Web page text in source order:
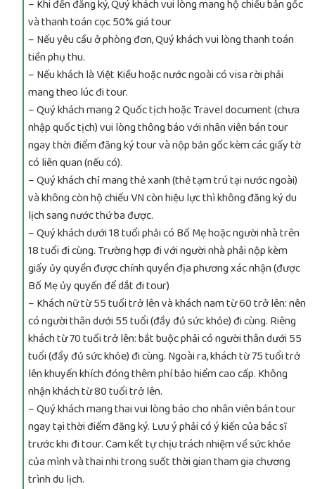
– Khi đến đăng ký, Quý khách vui lòng mang hộ chiếu bản gốc
và thanh toán cọc 50% giá tour
– Nếu yêu cầu ở phòng đơn, Quý khách vui lòng thanh toán
tiền phụ thu.
– Nếu khách là Việt Kiều hoặc nước ngoài có visa rời phải
mang theo lúc đi tour.
– Quý khách mang 2 Quốc tịch hoặc Travel document (chưa
nhập quốc tịch) vui lòng thông báo với nhân viên bán tour
ngay thời điểm đăng ký tour và nộp bản gốc kèm các giấy tờ
có liên quan (nếu có).
– Quý khách chỉ mang thẻ xanh (thẻ tạm trú tại nước ngoài)
và không còn hộ chiếu VN còn hiệu lực thì không đăng ký du
lịch sang nước thứ ba được.
– Quý khách dưới 18 tuổi phải có Bố Mẹ hoặc người nhà trên
18 tuổi đi cùng. Trường hợp đi với người nhà phải nộp kèm
giấy ủy quyền được chính quyền địa phương xác nhận (được
Bố Mẹ ủy quyến để dắt đi tour)
– Khách nữ từ 55 tuổi trở lên và khách nam từ 60 trở lên: nên
có người thân dưới 55 tuổi (đầy đủ sức khỏe) đi cùng. Riêng
khách từ 70 tuổi trở lên: bắt buộc phải có người thân dưới 55
tuổi (đầy đủ sức khỏe) đi cùng. Ngoài ra, khách từ 75 tuổi trở
lên khuyến khích đóng thêm phí bảo hiểm cao cấp. Không
nhận khách từ 80 tuổi trở lên.
– Quý khách mang thai vui lòng báo cho nhân viên bán tour
ngay tại thời điểm đăng ký. Lưu ý phải có ý kiến của bác sĩ
trước khi đi tour. Cam kết tự chịu trách nhiệm về sức khỏe
của mình và thai nhi trong suốt thời gian tham gia chương
trình du lịch.